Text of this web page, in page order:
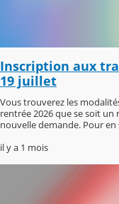
Inscription aux
19 juillet
Vous trouverez les
rentrée 2026 que se soit
nouvelle demande. Pour
il y a 1 mois